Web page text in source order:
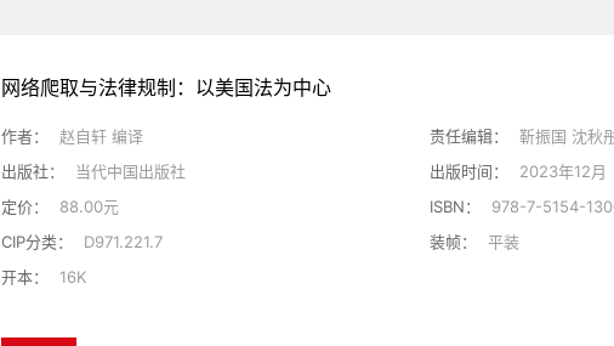
网络爬取与法律规制：以美国法为中心
作者： 赵自轩 编译 责任编辑：
靳振国 沈秋
出版社：
当代中国出版社 出版时间：
2023年12月
定价：
88.00元 ISBN：
978-7-5154-
CIP分类：
D971.221.7 装帧：
平装
开本：
16K